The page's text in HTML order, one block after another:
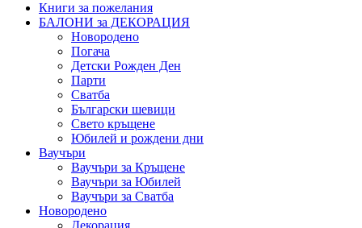
Книги за пожелания
БАЛОНИ за ДЕКОРАЦИЯ
Новородено
Погача
Детски Рожден Ден
Парти
Сватба
Български шевици
Свето кръщене
Юбилей и рождени дни
Ваучъри
Ваучъри за Кръщене
Ваучъри за Юбилей
Ваучъри за Сватба
Новородено